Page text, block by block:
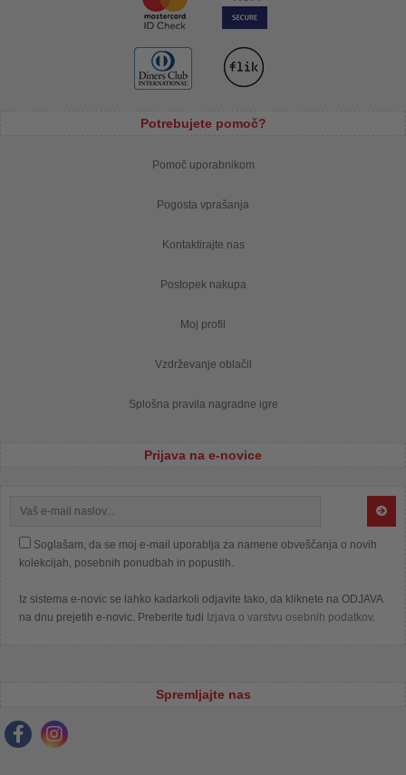
Potrebujete pomoč?
Pomoč uporabnikom
Pogosta vprašanja
Kontaktirajte nas
Postopek nakupa
Moj profil
Vzdrževanje oblačil
Splošna pravila nagradne igre
Prijava na e-novice
Soglašam, da se moj e-mail uporablja za namene obveščanja o novih
kolekcijah, posebnih ponudbah in popustih.
Iz sistema e-novic se lahko kadarkoli odjavite tako, da kliknete na ODJAVA
na dnu prejetih e-novic. Preberite tudi Izjava o varstvu osebnih podatkov.
Spremljajte nas